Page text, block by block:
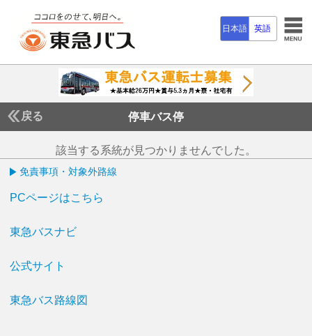
日本語 英語
戻る 停車バス停
該当する系統が見つかりませんでした。
免責事項・対象外路線
PCページはこちら
東急バスナビ
公式サイト
東急バス路線図